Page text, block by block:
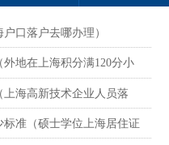
口落户去哪办理）
地在上海积分满120分小
上海高新技术企业人员落
准（硕士学位上海居住证